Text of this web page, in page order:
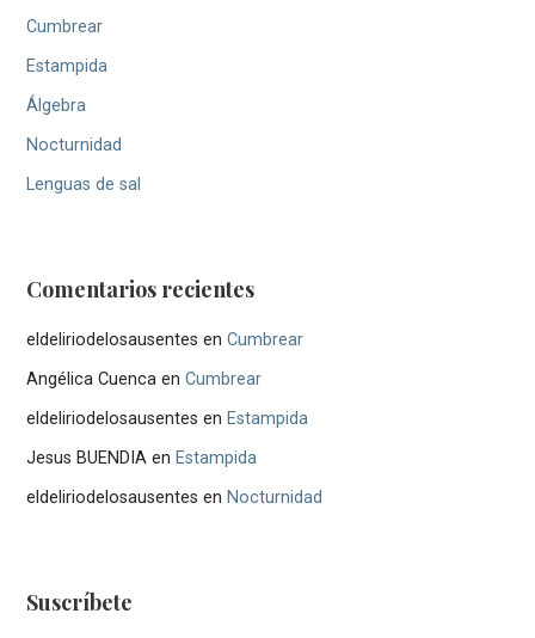
Cumbrear
Estampida
Álgebra
Nocturnidad
Lenguas de sal
Comentarios recientes
eldeliriodelosausentes enCumbrear
Angélica Cuenca enCumbrear
eldeliriodelosausentes en Estampida
Jesus BUENDIA en Estampida
eldeliriodelosausentes en Nocturnidad
Suscríbete